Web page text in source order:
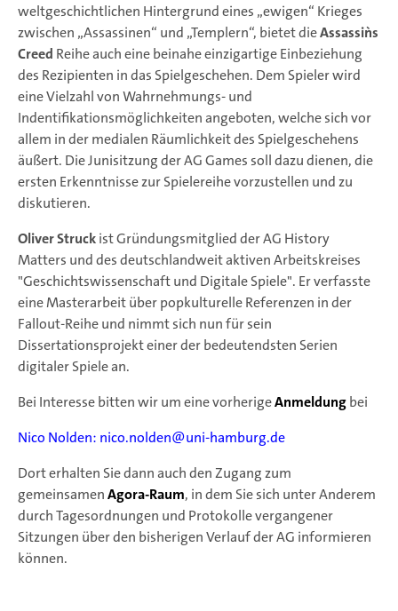
weltgeschichtlichen Hintergrund eines „ewigen“ Krieges
zwischen „Assassinen“ und „Templern“, bietet dieAssassin`s
Creed Reihe auch eine beinahe einzigartige Einbeziehung
des Rezipienten in das Spielgeschehen. Dem Spieler wird
eine Vielzahl von Wahrnehmungs- und
Indentifikationsmöglichkeiten angeboten, welche sich vor
allem in der medialen Räumlichkeit des Spielgeschehens
äußert. Die Junisitzung der AG Games soll dazu dienen, die
ersten Erkenntnisse zur Spielereihe vorzustellen und zu
diskutieren.
Oliver Struckist Gründungsmitglied der AG History
Matters und des deutschlandweit aktiven Arbeitskreises
"Geschichtswissenschaft und Digitale Spiele". Er verfasste
eine Masterarbeit über popkulturelle Referenzen in der
Fallout-Reihe und nimmt sich nun für sein
Dissertationsprojekt einer der bedeutendsten Serien
digitaler Spiele an.
Bei Interesse bitten wir um eine vorherigeAnmeldungbei
Nico Nolden: nico.nolden@uni-hamburg.de
Dort erhalten Sie dann auch den Zugang zum
gemeinsamenAgora-Raum, in dem Sie sich unter Anderem
durch Tagesordnungen und Protokolle vergangener
Sitzungen über den bisherigen Verlauf der AG informieren
können.